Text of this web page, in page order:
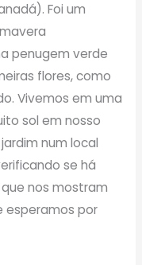
Foi um
penugem verde
flores, como
Vivemos em uma
sol em nosso
num local
se há
nos mostram
esperamos por